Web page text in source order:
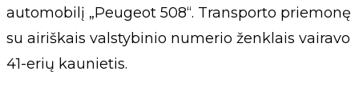
automobilį „Peugeot 508“. Transporto priemonę
su airiškais valstybinio numerio ženklais vairavo
41-erių kaunietis.